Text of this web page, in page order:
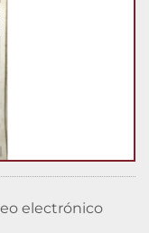
electrónico